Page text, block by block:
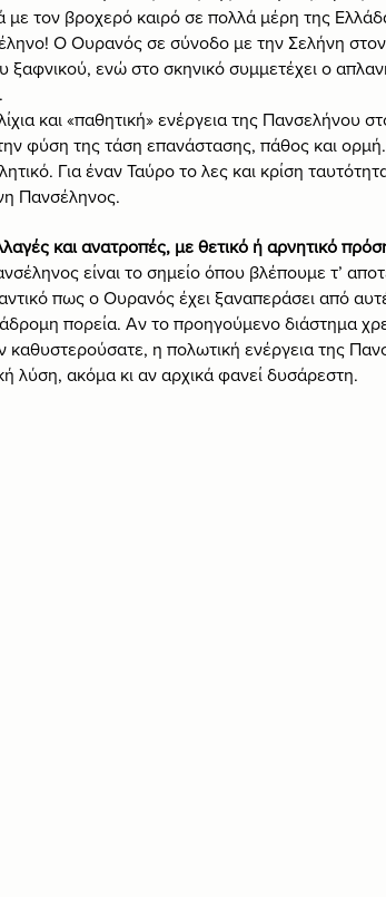
με τον βροχερό καιρό σε πολλά μέρη της
Ο Ουρανός σε σύνοδο με την Σελήνη στον
ξαφνικού, ενώ στο σκηνικό συμμετέχει ο
και «παθητική» ενέργεια της Πανσελήνου
φύση της τάση επανάστασης, πάθος και
Για έναν Ταύρο το λες και κρίση
Πανσέληνος.
και ανατροπές, με θετικό ή αρνητικό
είναι το σημείο όπου βλέπουμε τ’
πως ο Ουρανός έχει ξαναπεράσει από
πορεία. Αν το προηγούμενο διάστημα
καθυστερούσατε, η πολωτική ενέργεια της
λύση, ακόμα κι αν αρχικά φανεί δυσάρεστη.